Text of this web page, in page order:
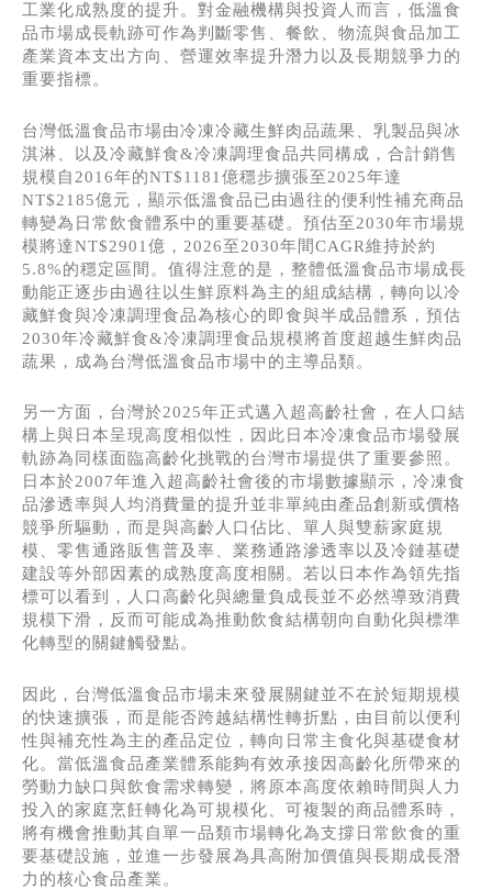
工業化成熟度的提升。對金融機構與投資人而言，低溫食
品市場成長軌跡可作為判斷零售、餐飲、物流與食品加工
產業資本支出方向、營運效率提升潛力以及長期競爭力的
重要指標。
台灣低溫食品市場由冷凍冷藏生鮮肉品蔬果、乳製品與冰
淇淋、以及冷藏鮮食&冷凍調理食品共同構成，合計銷售
規模自2016年的NT$1181億穩步擴張至2025年達
NT$2185億元，顯示低溫食品已由過往的便利性補充商品
轉變為日常飲食體系中的重要基礎。預估至2030年市場規
模將達NT$2901億，2026至2030年間CAGR維持於約
5.8%的穩定區間。值得注意的是，整體低溫食品市場成長
動能正逐步由過往以生鮮原料為主的組成結構，轉向以冷
藏鮮食與冷凍調理食品為核心的即食與半成品體系，預估
2030年冷藏鮮食&冷凍調理食品規模將首度超越生鮮肉品
蔬果，成為台灣低溫食品市場中的主導品類。
另一方面，台灣於2025年正式邁入超高齡社會，在人口結
構上與日本呈現高度相似性，因此日本冷凍食品市場發展
軌跡為同樣面臨高齡化挑戰的台灣市場提供了重要參照。
日本於2007年進入超高齡社會後的市場數據顯示，冷凍食
品滲透率與人均消費量的提升並非單純由產品創新或價格
競爭所驅動，而是與高齡人口佔比、單人與雙薪家庭規
模、零售通路販售普及率、業務通路滲透率以及冷鏈基礎
建設等外部因素的成熟度高度相關。若以日本作為領先指
標可以看到，人口高齡化與總量負成長並不必然導致消費
規模下滑，反而可能成為推動飲食結構朝向自動化與標準
化轉型的關鍵觸發點。
因此，台灣低溫食品市場未來發展關鍵並不在於短期規模
的快速擴張，而是能否跨越結構性轉折點，由目前以便利
性與補充性為主的產品定位，轉向日常主食化與基礎食材
化。當低溫食品產業體系能夠有效承接因高齡化所帶來的
勞動力缺口與飲食需求轉變，將原本高度依賴時間與人力
投入的家庭烹飪轉化為可規模化、可複製的商品體系時，
將有機會推動其自單一品類市場轉化為支撐日常飲食的重
要基礎設施，並進一步發展為具高附加價值與長期成長潛
力的核心食品產業。